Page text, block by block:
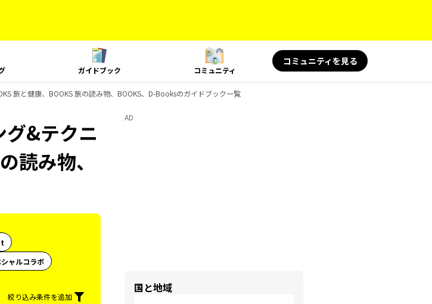
ガイドブック コミュニティ
コミュニティを見る
旅と健康、BOOKS 旅の読み物、BOOKS、D-Booksのガイドブック一覧
グ&テクニ
読み物、
ャルコラボ
絞り込み条件を追加
AD
国と地域